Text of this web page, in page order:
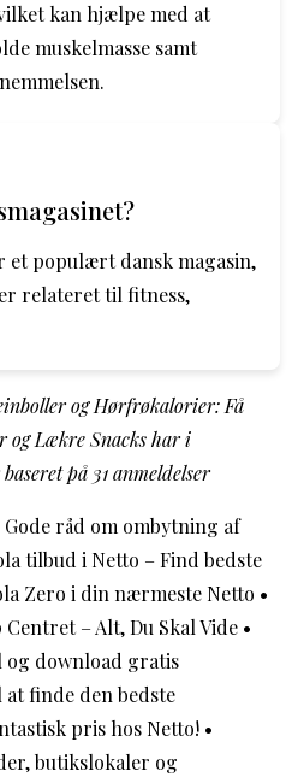
kan hjælpe med at
muskelmasse samt
et populært dansk magasin,
relateret til fitness,
og Hørfrøkalorier: Få
og Lækre Snacks har i
på 31anmeldelser
Gode råd om ombytning af
tilbud i Netto – Find bedste
Zero i din nærmeste Netto •
– Alt, Du Skal Vide •
og download gratis
at finde den bedste
pris hos Netto! •
butikslokaler og